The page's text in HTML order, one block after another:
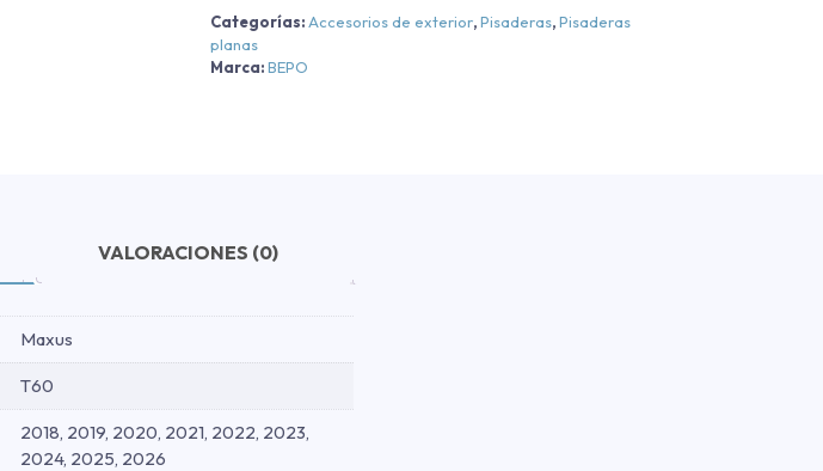
Negra
Categorías: Accesorios de exterior,Pisaderas,Pisaderas
planas
Marca:BEPO
VALORACIONES (0)
Maxus
T60
2018, 2019, 2020, 2021, 2022, 2023,
2024, 2025, 2026